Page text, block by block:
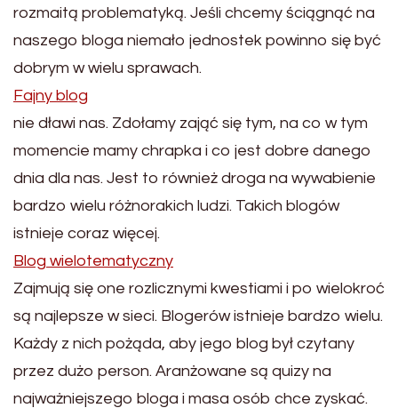
rozmaitą problematyką. Jeśli chcemy ściągnąć na
naszego bloga niemało jednostek powinno się być
dobrym w wielu sprawach.
Fajny blog
nie dławi nas. Zdołamy zająć się tym, na co w tym
momencie mamy chrapka i co jest dobre danego
dnia dla nas. Jest to również droga na wywabienie
bardzo wielu różnorakich ludzi. Takich blogów
istnieje coraz więcej.
Blog wielotematyczny
Zajmują się one rozlicznymi kwestiami i po wielokroć
są najlepsze w sieci. Blogerów istnieje bardzo wielu.
Każdy z nich pożąda, aby jego blog był czytany
przez dużo person. Aranżowane są quizy na
najważniejszego bloga i masa osób chce zyskać.